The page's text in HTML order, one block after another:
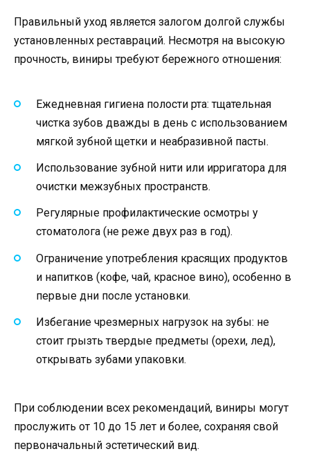
Правильный уход является залогом долгой службы
установленных реставраций. Несмотря на высокую
прочность, виниры требуют бережного отношения:
Ежедневная гигиена полости рта: тщательная
чистка зубов дважды в день с использованием
мягкой зубной щетки и неабразивной пасты.
Использование зубной нити или ирригатора для
очистки межзубных пространств.
Регулярные профилактические осмотры у
стоматолога (не реже двух раз в год).
Ограничение употребления красящих продуктов
и напитков (кофе, чай, красное вино), особенно в
первые дни после установки.
Избегание чрезмерных нагрузок на зубы: не
стоит грызть твердые предметы (орехи, лед),
открывать зубами упаковки.
При соблюдении всех рекомендаций, виниры могут
прослужить от 10 до 15 лет и более, сохраняя свой
первоначальный эстетический вид.